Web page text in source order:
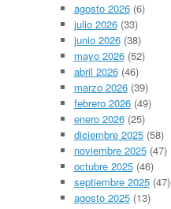
agosto 2026(6)
julio 2026(33)
junio 2026(38)
mayo 2026(52)
abril 2026(46)
marzo 2026(39)
febrero 2026(49)
enero 2026(25)
diciembre 2025(58)
noviembre 2025(47)
octubre 2025(46)
septiembre 2025(47)
agosto 2025(13)